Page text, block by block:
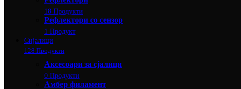
18 Продукти
Рефлектори со сензор
1 Продукт
Сијалици
128 Продукти
Аксесоари за сјалици
0 Продукти
Амбер филамент